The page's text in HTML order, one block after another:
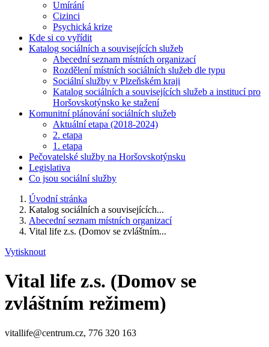
Umírání
Cizinci
Psychická krize
Kde si co vyřídit
Katalog sociálních a souvisejících služeb
Abecední seznam místních organizací
Rozdělení místních sociálních služeb dle typu
Sociální služby v Plzeňském kraji
Katalog sociálních a souvisejících služeb a institucí pro
Horšovskotýnsko ke stažení
Komunitní plánování sociálních služeb
Aktuální etapa (2018-2024)
2. etapa
1. etapa
Pečovatelské služby na Horšovskotýnsku
Legislativa
Co jsou sociální služby
Úvodní stránka
Katalog sociálních a souvisejících...
Abecední seznam místních organizací
Vital life z.s. (Domov se zvláštním...
Vytisknout
Vital life z.s. (Domov se
zvláštním režimem)
vitallife@centrum.cz, 776 320 163